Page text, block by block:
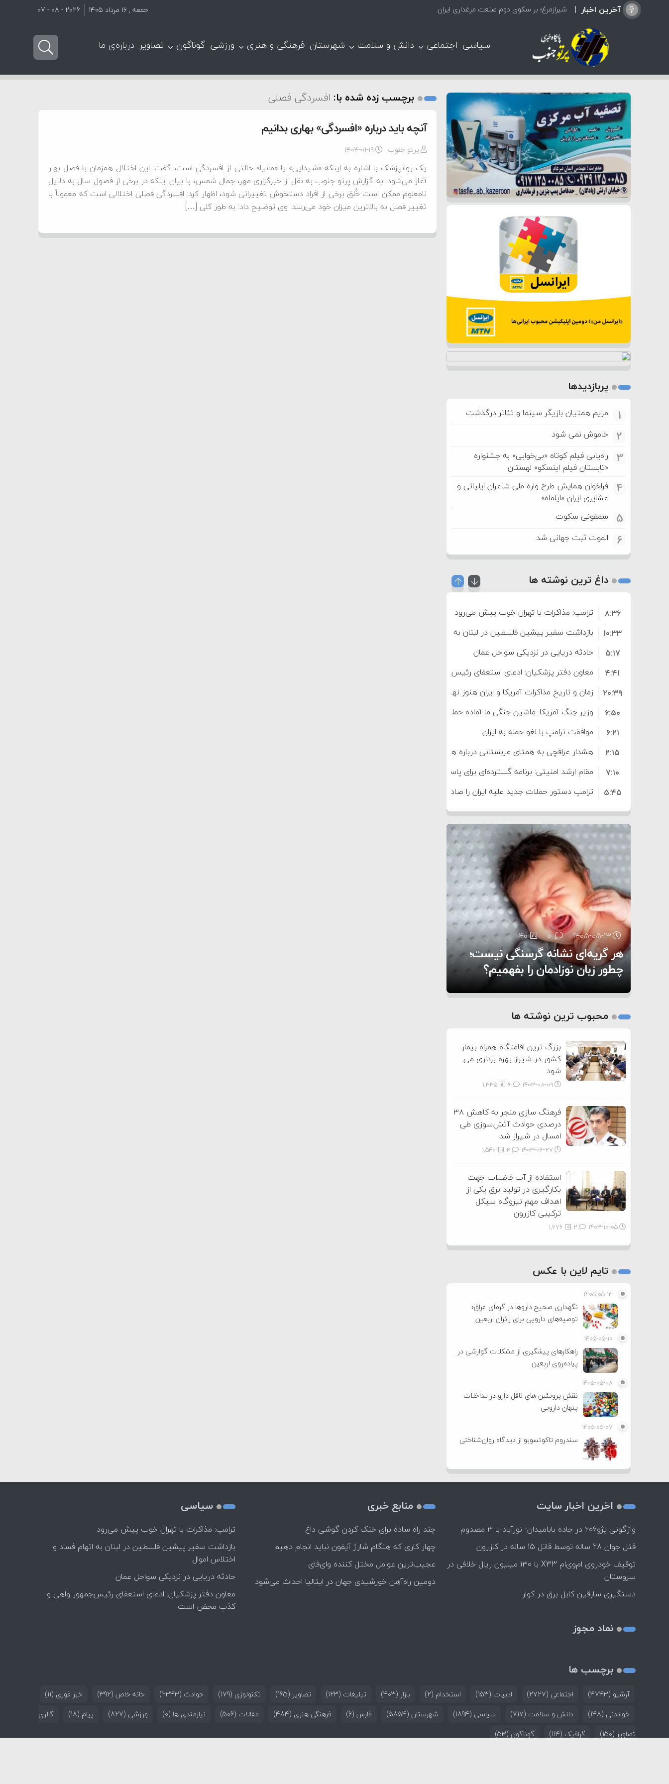
آخرین اخبار شیرازمرغ؛ بر سکوی دوم صنعت مرغداری ایران جمعه , ۱۶ مرداد ۱۴۰۵ 2026 - 08 - 07
سیاسی اجتماعی دانش و سلامت شهرستان فرهنگی و هنری ورزشی گوناگون تصاویر درباره‌ی ما
برچسب زده شده با: افسردگی فصلی
آنچه باید درباره «افسردگی» بهاری بدانیم
پرتو جنوب ۱۴۰۴-۰۱-۱۹
یک روانپزشک با اشاره به اینکه «شیدایی» یا «مانیا» حالتی از افسردگی است، گفت: این اختلال همزمان با فصل بهار
آغاز می‌شود. به گزارش پرتو جنوب به نقل از خبرگزاری مهر، جمال شمس، با بیان اینکه در برخی از فصول سال به دلایل
نامعلوم ممکن است خُلق برخی از افراد دستخوش تغییراتی شود، اظهار کرد: افسردگی فصلی اختلالی است که معمولاً با
تغییر فصل به بالاترین میزان خود می‌رسد. وی توضیح داد: به طور کلی […]
پربازدیدها
1 مریم همتیان بازیگر سینما و تئاتر درگذشت
2 خاموش نمی شود
3
راه‌یابی فیلم کوتاه «بی‌خوابی» به جشنواره
«تابستان فیلم اینسکو» لهستان
4
فراخوان همایش طرح واره ملی شاعران ایلیاتی و
عشایری ایران «ایلماه»
5 سمفونی سکوت
6 الموت ثبت جهانی شد
داغ ترین نوشته ها
ترامپ: مذاکرات با تهران خوب پیش می‌رود
۸:۳۶
بازداشت سفیر پیشین فلسطین در لبنان به اتهام فساد و اختلاس اموال
۱۰:۳۳
حادثه دریایی در نزدیکی سواحل عمان
۵:۱۷
معاون دفتر پزشکیان: ادعای استعفای رئیس‌جمهور واهی و کذب محض
است
۴:۴۱
زمان و تاریخ مذاکرات آمریکا و ایران هنوز نهایی نشده است
۲۰:۳۹
وزیر جنگ آمریکا: ماشین جنگی ما آماده حمله نظامی علیه ایران است
۶:۵۰
موافقت ترامپ با لغو حمله به ایران
۶:۲۱
هشدار عراقچی به همتای عربستانی درباره همراهی با آمریکا
۲:۱۵
مقام ارشد امنیتی: برنامه گسترده‌ای برای پاسخ به دیوانگی آمریکا داریم
۷:۱۰
ترامپ دستور حملات جدید علیه ایران را صادر کرد
۵:۴۵
سپاه: دو نفتکش متخلف مورد اصابت قرار گرفته و متوقف شدند
۱۲:۵۹
ترامپ مدعی توافق تاریخی برای خلع سلاح کامل حماس شد
۸:۵۷
اعتراض عراقچی به همتای بلغارستانی به دلیل کمک به آمریکا در حملات به
ایران
۱۶:۱۹
کشورهایی که به متجاوزان کمک می کنند پاسخ سختی خواهند گرفت
۱۰:۱۵
سنتکام پایان تجاوز جدید به ایران را اعلام کرد
۶:۰۵
۱۴۰۵-۰۵-۱۳ 0
40
هر گریه‌ای نشانه گرسنگی نیست؛
چطور زبان نوزادمان را بفهمیم؟
۱۴۰۵-۰۵-۱۲ 0
29
تغذیه پدر می‌تواند بر سلامت نوزاد
تأثیر بگذارد
۱۴۰۵-۰۵-۱۲ 0
13
روی دیگر زندگی
2
محبوب ترین نوشته ها
بزرگ ترین اقامتگاه همراه بیمار
کشور در شیراز بهره برداری می
شود
۱۴۰۳-۰۸-۰۹ 1,335
فرهنگ سازی منجر به کاهش ۳۸
درصدی حوادث آتش‌سوزی طی
امسال در شیراز شد
۱۴۰۳-۰۶-۲۷ 1,540
استفاده از آب فاضلاب جهت
بکارگیری در تولید برق یکی از
اهداف مهم نیروگاه سیکل
ترکیبی کازرون
۱۴۰۳-۱۰-۰۵ 1,676
تایم لاین با عکس
۱۴۰۵-۰۵-۱۳
نگهداری صحیح داروها در گرمای عراق؛
توصیه‌های دارویی برای زائران اربعین
۱۴۰۵-۰۵-۱۰
راهکارهای پیشگیری از مشکلات گوارشی در
پیاده‌روی اربعین
۱۴۰۵-۰۵-۰۸
نقش پروتئین های ناقل دارو در تداخلات
پنهان دارویی
۱۴۰۵-۰۵-۰۷
سندروم تاکوتسوبو از دیدگاه روان‌شناختی
اخرین اخبار سایت
واژگونی پژو۲۰۶ در جاده بابامیدان- نورآباد با ۳ مصدوم
قتل جوان 28 ساله توسط قاتل 15 ساله در کازرون
توقیف خودروی ام‌وی‌ام X33 با ۱۳۰ میلیون ریال خلافی در
سروستان
دستگیری سارقین کابل برق در کوار
نماد مجوز
منابع خبری
چند راه‌ ساده برای خنک کردن گوشی داغ
چهار کاری که هنگام شارژ آیفون نباید انجام دهیم
عجیب‌ترین عوامل مختل کننده وای‌فای
دومین راه‌آهن خورشیدی جهان در ایتالیا احداث می‌شود
سیاسی
ترامپ: مذاکرات با تهران خوب پیش می‌رود
بازداشت سفیر پیشین فلسطین در لبنان به اتهام فساد و
اختلاس اموال
حادثه دریایی در نزدیکی سواحل عمان
معاون دفتر پزشکیان: ادعای استعفای رئیس‌جمهور واهی و
کذب محض است
برچسب ها
آرشیو (4743) اجتماعی (2727) ادبیات (153) استخدام (2) بازار (403) تبلیغات (123) تصاویر (165) تکنولوژی (179) حوادث (2343) خانه خاص (392) خبر فوری (11)
خواندنی (148) دانش و سلامت (717) سیاسی (1894) شهرستان (5854) فارس (6) فرهنگی هنری (484) مقالات (506) نیازمندی ها (0) ورزشی (827) پیام (18)
گالری
تصاویر (150) گرافیک (114) گوناگون (53)